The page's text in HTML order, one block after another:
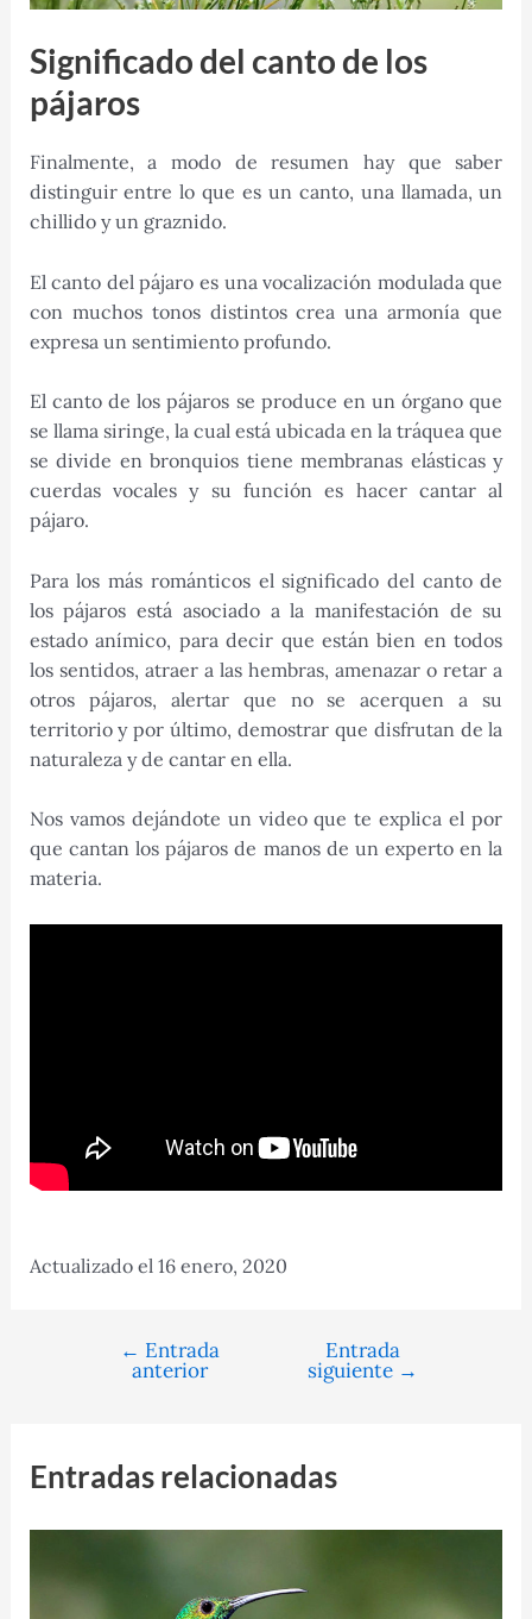
Significado del canto de los
pájaros
Finalmente, a modo de resumen hay que saber
distinguir entre lo que es un canto, una llamada, un
chillido y un graznido.
El canto del pájaro es una vocalización modulada que
con muchos tonos distintos crea una armonía que
expresa un sentimiento profundo.
El canto de los pájaros se produce en un órgano que
se llama siringe, la cual está ubicada en la tráquea que
se divide en bronquios tiene membranas elásticas y
cuerdas vocales y su función es hacer cantar al
pájaro.
Para los más románticos el significado del canto de
los pájaros está asociado a la manifestación de su
estado anímico, para decir que están bien en todos
los sentidos, atraer a las hembras, amenazar o retar a
otros pájaros, alertar que no se acerquen a su
territorio y por último, demostrar que disfrutan de la
naturaleza y de cantar en ella.
Nos vamos dejándote un video que te explica el por
que cantan los pájaros de manos de un experto en la
materia.
Actualizado el 16 enero, 2020
Navegación
← Entrada
anterior
Entrada
siguiente →
Entradas relacionadas